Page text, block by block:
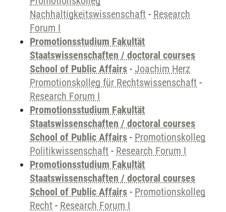
Nachhaltigkeitswissenschaft - Research
Forum I
Promotionsstudium Fakultät
Staatswissenschaften / doctoral courses
School of Public Affairs - Joachim Herz
Promotionskolleg für Rechtswissenschaft -
Research Forum I
Promotionsstudium Fakultät
Staatswissenschaften / doctoral courses
School of Public Affairs - Promotionskolleg
Politikwissenschaft - Research Forum I
Promotionsstudium Fakultät
Staatswissenschaften / doctoral courses
School of Public Affairs - Promotionskolleg
Recht - Research Forum I